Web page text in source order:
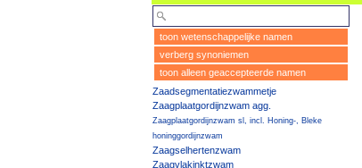
toon wetenschappelijke namen
verberg synoniemen
toon alleen geaccepteerde namen
Zaadsegmentatiezwammetje
Zaagplaatgordijnzwam agg.
Zaagplaatgordijnzwam sl, incl. Honing-, Bleke
honinggordijnzwam
Zaagselhertenzwam
Zaagvlakinktzwam